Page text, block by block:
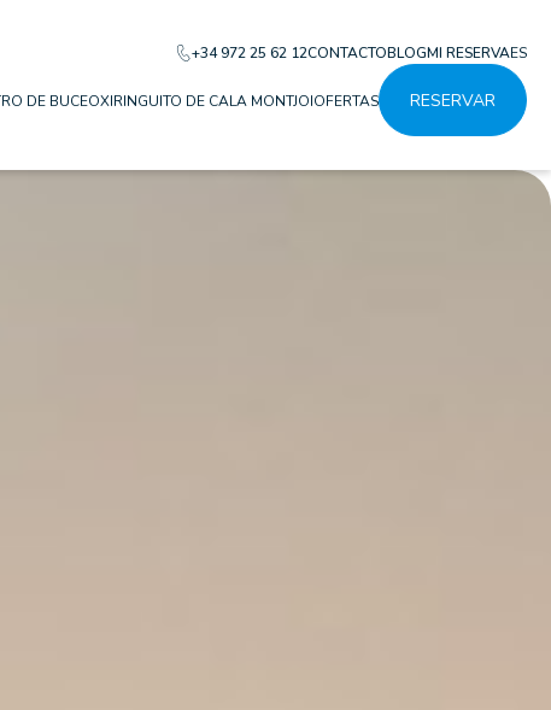
+34 972 25 62 12CONTACTOBLOGMI RESERVAES
DE BUCEOXIRINGUITO DE CALA MONTJOIOFERTAS RESERVAR